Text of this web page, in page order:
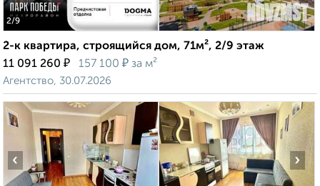
2/9
2-к квартира, строящийся дом, 71м², 2/9 этаж
11 091 260 ₽ 157 100 ₽ за м²
Агентство, 30.07.2026
‹ ›